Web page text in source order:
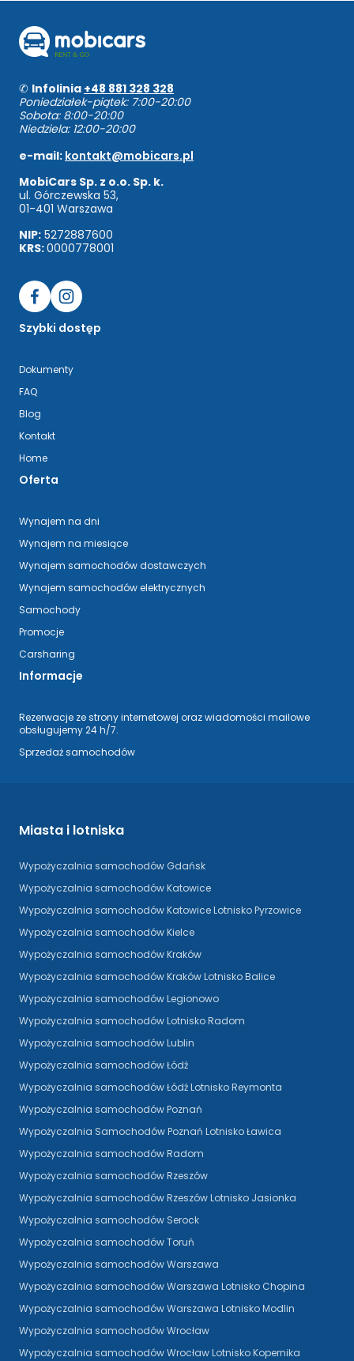
✆ Infolinia +48 881 328 328
Poniedziałek-piątek: 7:00-20:00
Sobota: 8:00-20:00
Niedziela: 12:00-20:00
e-mail: kontakt@mobicars.pl
MobiCars Sp. z o.o. Sp. k.
ul. Górczewska 53,
01-401 Warszawa
NIP: 5272887600
KRS:0000778001
Szybki dostęp
Dokumenty
FAQ
Blog
Kontakt
Home
Oferta
Wynajem na dni
Wynajem na miesiące
Wynajem samochodów dostawczych
Wynajem samochodów elektrycznych
Samochody
Promocje
Carsharing
Informacje
Rezerwacje ze strony internetowej oraz wiadomości mailowe
obsługujemy 24 h/7.
Sprzedaż samochodów
Miasta i lotniska
Wypożyczalnia samochodów Gdańsk
Wypożyczalnia samochodów Katowice
Wypożyczalnia samochodów Katowice Lotnisko Pyrzowice
Wypożyczalnia samochodów Kielce
Wypożyczalnia samochodów Kraków
Wypożyczalnia samochodów Kraków Lotnisko Balice
Wypożyczalnia samochodów Legionowo
Wypożyczalnia samochodów Lotnisko Radom
Wypożyczalnia samochodów Lublin
Wypożyczalnia samochodów Łódź
Wypożyczalnia samochodów Łódź Lotnisko Reymonta
Wypożyczalnia samochodów Poznań
Wypożyczalnia Samochodów Poznań Lotnisko Ławica
Wypożyczalnia samochodów Radom
Wypożyczalnia samochodów Rzeszów
Wypożyczalnia samochodów Rzeszów Lotnisko Jasionka
Wypożyczalnia samochodów Serock
Wypożyczalnia samochodów Toruń
Wypożyczalnia samochodów Warszawa
Wypożyczalnia samochodów Warszawa Lotnisko Chopina
Wypożyczalnia samochodów Warszawa Lotnisko Modlin
Wypożyczalnia samochodów Wrocław
Wypożyczalnia samochodów Wrocław Lotnisko Kopernika